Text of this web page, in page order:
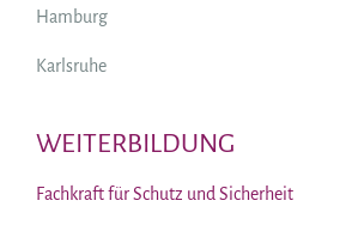
Hamburg
Karlsruhe
WEITERBILDUNG
Fachkraft für Schutz und Sicherheit